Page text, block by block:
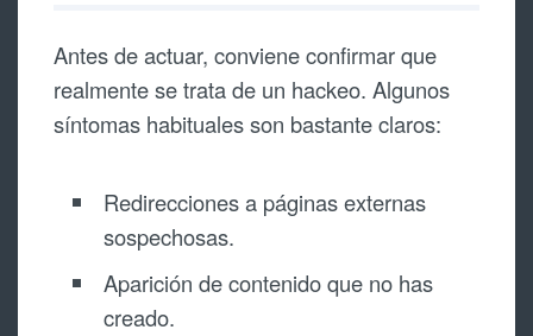
Antes de actuar, conviene confirmar que
realmente se trata de un hackeo. Algunos
síntomas habituales son bastante claros:
Redirecciones a páginas externas
sospechosas.
Aparición de contenido que no has
creado.